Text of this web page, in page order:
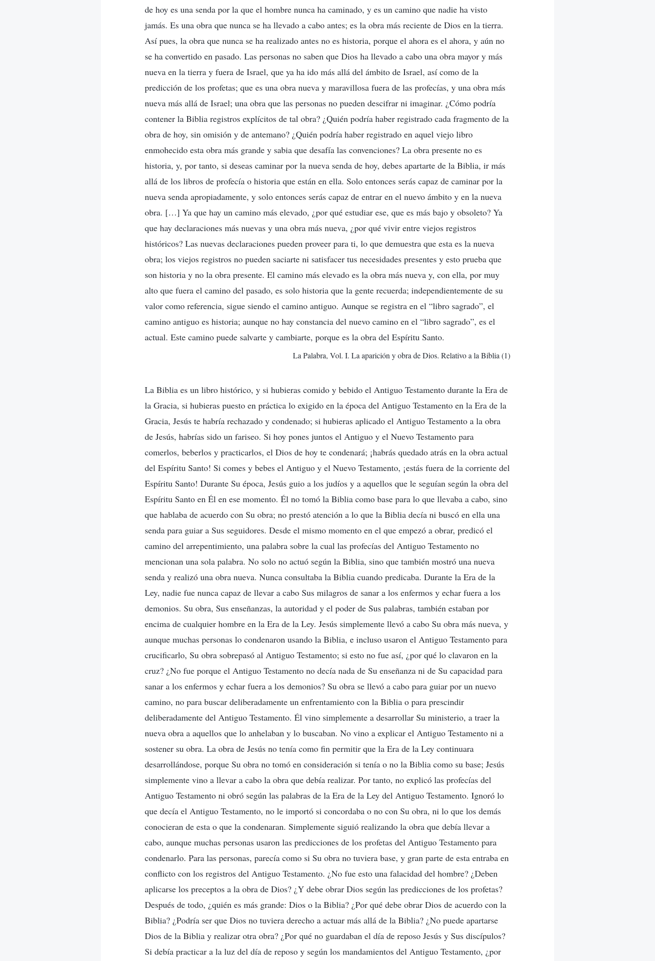
de hoy es una senda por la que el hombre nunca ha caminado, y es un camino que nadie ha visto
jamás. Es una obra que nunca se ha llevado a cabo antes; es la obra más reciente de Dios en la tierra.
Así pues, la obra que nunca se ha realizado antes no es historia, porque el ahora es el ahora, y aún no
se ha convertido en pasado. Las personas no saben que Dios ha llevado a cabo una obra mayor y más
nueva en la tierra y fuera de Israel, que ya ha ido más allá del ámbito de Israel, así como de la
predicción de los profetas; que es una obra nueva y maravillosa fuera de las profecías, y una obra más
nueva más allá de Israel; una obra que las personas no pueden descifrar ni imaginar. ¿Cómo podría
contener la Biblia registros explícitos de tal obra? ¿Quién podría haber registrado cada fragmento de la
obra de hoy, sin omisión y de antemano? ¿Quién podría haber registrado en aquel viejo libro
enmohecido esta obra más grande y sabia que desafía las convenciones? La obra presente no es
historia, y, por tanto, si deseas caminar por la nueva senda de hoy, debes apartarte de la Biblia, ir más
allá de los libros de profecía o historia que están en ella. Solo entonces serás capaz de caminar por la
nueva senda apropiadamente, y solo entonces serás capaz de entrar en el nuevo ámbito y en la nueva
obra. […] Ya que hay un camino más elevado, ¿por qué estudiar ese, que es más bajo y obsoleto? Ya
que hay declaraciones más nuevas y una obra más nueva, ¿por qué vivir entre viejos registros
históricos? Las nuevas declaraciones pueden proveer para ti, lo que demuestra que esta es la nueva
obra; los viejos registros no pueden saciarte ni satisfacer tus necesidades presentes y esto prueba que
son historia y no la obra presente. El camino más elevado es la obra más nueva y, con ella, por muy
alto que fuera el camino del pasado, es solo historia que la gente recuerda; independientemente de su
valor como referencia, sigue siendo el camino antiguo. Aunque se registra en el “libro sagrado”, el
camino antiguo es historia; aunque no hay constancia del nuevo camino en el “libro sagrado”, es el
actual. Este camino puede salvarte y cambiarte, porque es la obra del Espíritu Santo.
La Palabra, Vol. I. La aparición y obra de Dios. Relativo a la Biblia (1)
La Biblia es un libro histórico, y si hubieras comido y bebido el Antiguo Testamento durante la Era de
la Gracia, si hubieras puesto en práctica lo exigido en la época del Antiguo Testamento en la Era de la
Gracia, Jesús te habría rechazado y condenado; si hubieras aplicado el Antiguo Testamento a la obra
de Jesús, habrías sido un fariseo. Si hoy pones juntos el Antiguo y el Nuevo Testamento para
comerlos, beberlos y practicarlos, el Dios de hoy te condenará; ¡habrás quedado atrás en la obra actual
del Espíritu Santo! Si comes y bebes el Antiguo y el Nuevo Testamento, ¡estás fuera de la corriente del
Espíritu Santo! Durante Su época, Jesús guio a los judíos y a aquellos que le seguían según la obra del
Espíritu Santo en Él en ese momento. Él no tomó la Biblia como base para lo que llevaba a cabo, sino
que hablaba de acuerdo con Su obra; no prestó atención a lo que la Biblia decía ni buscó en ella una
senda para guiar a Sus seguidores. Desde el mismo momento en el que empezó a obrar, predicó el
camino del arrepentimiento, una palabra sobre la cual las profecías del Antiguo Testamento no
mencionan una sola palabra. No solo no actuó según la Biblia, sino que también mostró una nueva
senda y realizó una obra nueva. Nunca consultaba la Biblia cuando predicaba. Durante la Era de la
Ley, nadie fue nunca capaz de llevar a cabo Sus milagros de sanar a los enfermos y echar fuera a los
demonios. Su obra, Sus enseñanzas, la autoridad y el poder de Sus palabras, también estaban por
encima de cualquier hombre en la Era de la Ley. Jesús simplemente llevó a cabo Su obra más nueva, y
aunque muchas personas lo condenaron usando la Biblia, e incluso usaron el Antiguo Testamento para
crucificarlo, Su obra sobrepasó al Antiguo Testamento; si esto no fue así, ¿por qué lo clavaron en la
cruz? ¿No fue porque el Antiguo Testamento no decía nada de Su enseñanza ni de Su capacidad para
sanar a los enfermos y echar fuera a los demonios? Su obra se llevó a cabo para guiar por un nuevo
camino, no para buscar deliberadamente un enfrentamiento con la Biblia o para prescindir
deliberadamente del Antiguo Testamento. Él vino simplemente a desarrollar Su ministerio, a traer la
nueva obra a aquellos que lo anhelaban y lo buscaban. No vino a explicar el Antiguo Testamento ni a
sostener su obra. La obra de Jesús no tenía como fin permitir que la Era de la Ley continuara
desarrollándose, porque Su obra no tomó en consideración si tenía o no la Biblia como su base; Jesús
simplemente vino a llevar a cabo la obra que debía realizar. Por tanto, no explicó las profecías del
Antiguo Testamento ni obró según las palabras de la Era de la Ley del Antiguo Testamento. Ignoró lo
que decía el Antiguo Testamento, no le importó si concordaba o no con Su obra, ni lo que los demás
conocieran de esta o que la condenaran. Simplemente siguió realizando la obra que debía llevar a
cabo, aunque muchas personas usaron las predicciones de los profetas del Antiguo Testamento para
condenarlo. Para las personas, parecía como si Su obra no tuviera base, y gran parte de esta entraba en
conflicto con los registros del Antiguo Testamento. ¿No fue esto una falacidad del hombre? ¿Deben
aplicarse los preceptos a la obra de Dios? ¿Y debe obrar Dios según las predicciones de los profetas?
Después de todo, ¿quién es más grande: Dios o la Biblia? ¿Por qué debe obrar Dios de acuerdo con la
Biblia? ¿Podría ser que Dios no tuviera derecho a actuar más allá de la Biblia? ¿No puede apartarse
Dios de la Biblia y realizar otra obra? ¿Por qué no guardaban el día de reposo Jesús y Sus discípulos?
Si debía practicar a la luz del día de reposo y según los mandamientos del Antiguo Testamento, ¿por